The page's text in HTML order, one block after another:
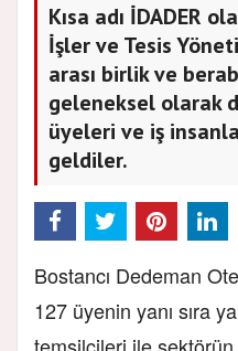
Kısa adı İDADER
İşler ve Tesis
arası birlik ve
geleneksel olarak
üyeleri ve iş
geldiler.
Bostancı Dedeman
127 üyenin yanı sıra
temsilcileri ile